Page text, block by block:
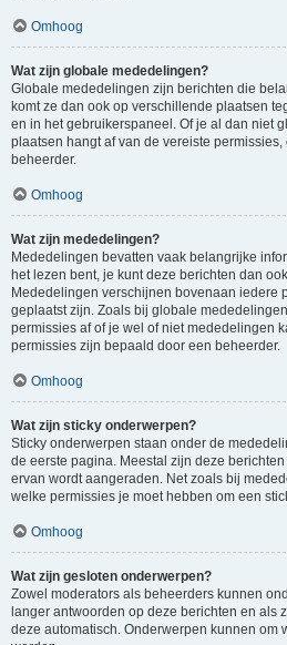
Omhoog
Wat zijn globale mededelingen?
Globale mededelingen zijn berichten die
komt ze dan ook op verschillende plaatsen
en in het gebruikerspaneel. Of je al dan niet
plaatsen hangt af van de vereiste
beheerder.
Omhoog
Wat zijn mededelingen?
Mededelingen bevatten vaak belangrijke
het lezen bent, je kunt deze berichten dan
Mededelingen verschijnen bovenaan iedere
geplaatst zijn. Zoals bij globale
permissies af of je wel of niet mededelingen
permissies zijn bepaald door een beheerder.
Omhoog
Wat zijn sticky onderwerpen?
Sticky onderwerpen staan onder de
de eerste pagina. Meestal zijn deze
ervan wordt aangeraden. Net zoals bij
welke permissies je moet hebben om een
Omhoog
Wat zijn gesloten onderwerpen?
Zowel moderators als beheerders kunnen
langer antwoorden op deze berichten en als
deze automatisch. Onderwerpen kunnen om